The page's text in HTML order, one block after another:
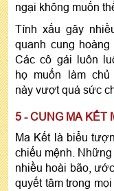
ngại không muốn
Tính xấu gây
quanh cung
Các cô gái luôn
họ muốn làm
này vượt quá sức
5 - CUNG MA KẾT
Ma Kết là biểu
chiếu mệnh.
nhiều hoài bão,
quyết tâm trong